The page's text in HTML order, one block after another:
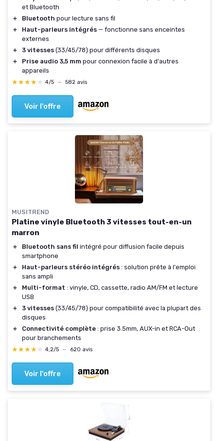
et Bluetooth
＋
Bluetooth pour lecture sans fil
＋
Haut-parleurs intégrés — fonctionne sans enceintes
externes
＋
3 vitesses (33/45/78) pour différents disques
＋
Prise audio 3,5 mm pour connexion facile à d'autres
appareils
★★★★★
★★★★★ 4/5 — 582 avis
Voir l'offre
MUSITREND
Platine vinyle Bluetooth 3 vitesses tout-en-un
marron
＋ Bluetooth sans fil intégré pour diffusion facile depuis
smartphone
＋
Haut-parleurs stéréo intégrés : solution prête à l'emploi
sans ampli
＋
Multi-format : vinyle, CD, cassette, radio AM/FM et lecture
USB
＋
3 vitesses (33/45/78) pour compatibilité avec la plupart des
disques
＋
Connectivité complète : prise 3.5mm, AUX-in et RCA-Out
pour branchements
★★★★★
★★★★★ 4,2/5 — 620 avis
Voir l'offre